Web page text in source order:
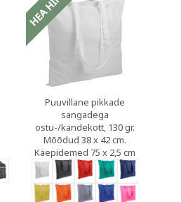
Puuvillane pikkade
sangadega
ostu-/kandekott, 130 gr.
Mõõdud 38 x 42 cm.
Käepidemed 75 x 2,5 cm